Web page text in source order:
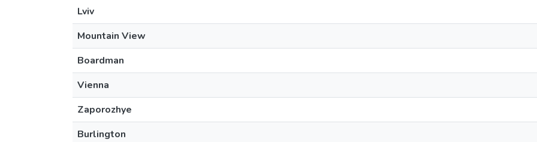
Lviv
Mountain View
Boardman
Vienna
Zaporozhye
Burlington